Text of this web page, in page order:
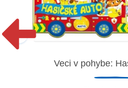
Veci v pohybe: